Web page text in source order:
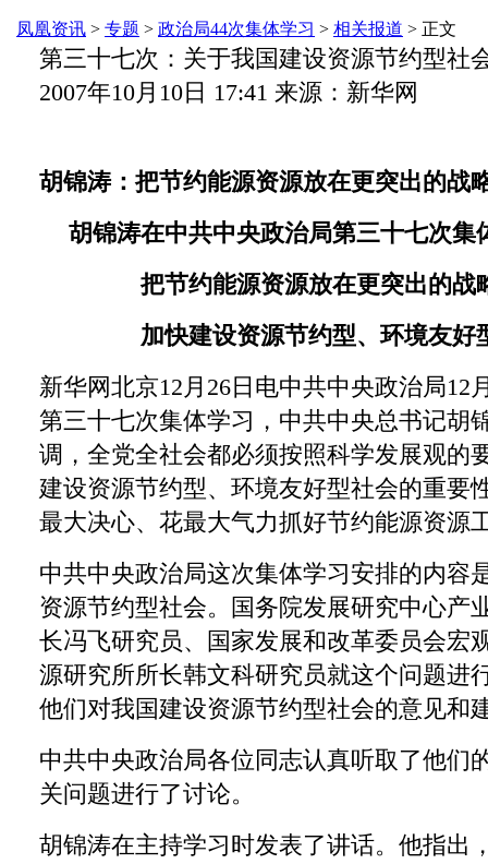
凤凰资讯 > 专题 > 政治局44次集体学习 > 相关报道 > 正文
第三十七次：关于我国建设资源节约型社
2007年10月10日 17:41 来源：新华网
胡锦涛：把节约能源资源放在更突出的战
胡锦涛在中共中央政治局第三十七次集
把节约能源资源放在更突出的战
加快建设资源节约型、环境友好
新华网北京12月26日电中共中央政治局12
第三十七次集体学习，中共中央总书记胡
调，全党全社会都必须按照科学发展观的
建设资源节约型、环境友好型社会的重要
最大决心、花最大气力抓好节约能源资源
中共中央政治局这次集体学习安排的内容
资源节约型社会。国务院发展研究中心产
长冯飞研究员、国家发展和改革委员会宏
源研究所所长韩文科研究员就这个问题进
他们对我国建设资源节约型社会的意见和
中共中央政治局各位同志认真听取了他们
关问题进行了讨论。
胡锦涛在主持学习时发表了讲话。他指出